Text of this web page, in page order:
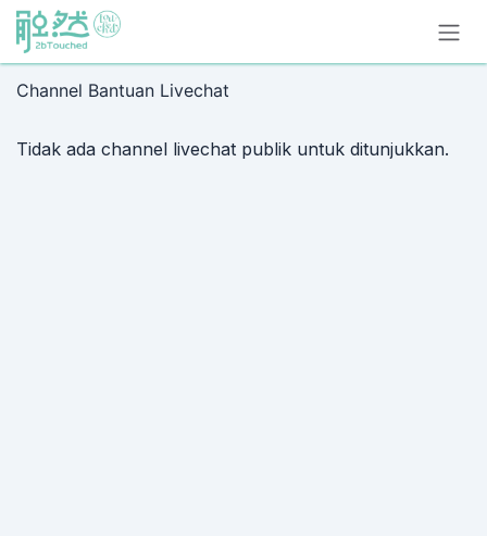
Skip ke Konten
Channel Bantuan Livechat
Tidak ada channel livechat publik untuk ditunjukkan.